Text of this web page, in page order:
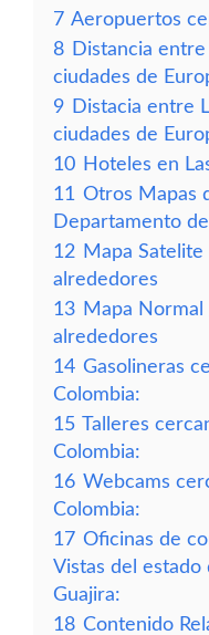
7 Aeropuertos
8 Distancia
ciudades de
9 Distacia entre
ciudades de
10 Hoteles en
11 Otros Mapas
Departamento
12 Mapa Satelite
alrededores
13 Mapa Normal
alrededores
14 Gasolineras
Colombia:
15 Talleres
Colombia:
16 Webcams
Colombia:
17 Oficinas de
Vistas del
Guajira:
18 Contenido